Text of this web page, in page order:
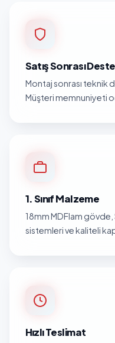
Satış Sonrası
Montaj sonrası teknik
Müşteri memnuniyeti
1. Sınıf Malzeme
18mm MDFlam
sistemleri ve kaliteli
Hızlı Teslimat